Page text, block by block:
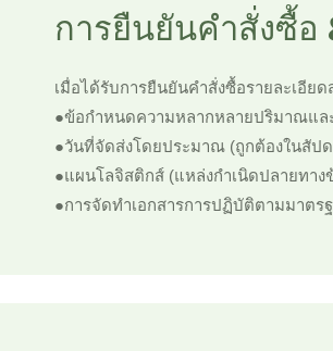
การยืนยันคำสั่งซื้อ
เมื่อได้รับการยืนยันคำสั่งซื้อรายละเอีย
●ข้อกำหนดความหลากหลายปริมาณแล
●วันที่จัดส่งโดยประมาณ (ถูกต้องในสัป
●แผนโลจิสติกส์ (แหล่งกำเนิดปลายทาง
●การจัดทำเอกสารการปฏิบัติตามมาตร